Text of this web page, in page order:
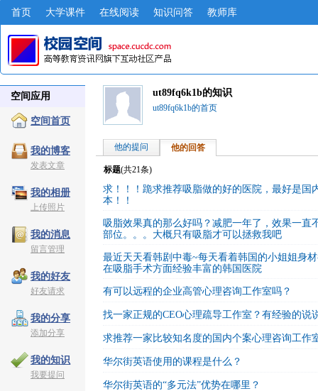
首页 大学课件 在线阅读 知识问答 教师库
空间应用
空间首页
我的博客
发表文章
我的相册
上传照片
我的消息
留言管理
我的好友
好友请求
我的分享
添加分享
我的知识
我要提问
ut89fq6k1b的知识
ut89fq6k1b的首页
他的提问 他的回答
标题(共21条)
求！！！跪求推荐吸脂做的好的医院，最好是国
本！！
吸脂效果真的那么好吗？减肥一年了，效果一直
部位。。。大概只有吸脂才可以拯救我吧
最近天天看韩剧中毒~每天看着韩国的小姐姐身
在吸脂手术方面经验丰富的韩国医院
有可以远程的企业高管心理咨询工作室吗？
找一家正规的CEO心理疏导工作室？有经验的说
求推荐一家比较知名度的国内个案心理咨询工作
华尔街英语使用的课程是什么？
华尔街英语的“多元法”优势在哪里？